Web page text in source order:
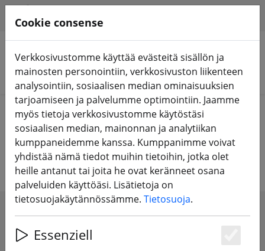
Hae tuotteita
Home Komponentit FPV-kamerat
FPV-kamerat lennokkeja varten
SHOW FILTERS
Cookie consense
Verkkosivustomme käyttää evästeitä sisällön ja
mainosten personointiin, verkkosivuston liikenteen
analysointiin, sosiaalisen median ominaisuuksien
tarjoamiseen ja palvelumme optimointiin. Jaamme
myös tietoja verkkosivustomme käytöstäsi
sosiaalisen median, mainonnan ja analytiikan
kumppaneidemme kanssa. Kumppanimme voivat
yhdistää nämä tiedot muihin tietoihin, jotka olet
heille antanut tai joita he ovat keränneet osana
palveluiden käyttöäsi. Lisätietoja on
tietosuojakäytännössämme. Tietosuoja.
Essenziell